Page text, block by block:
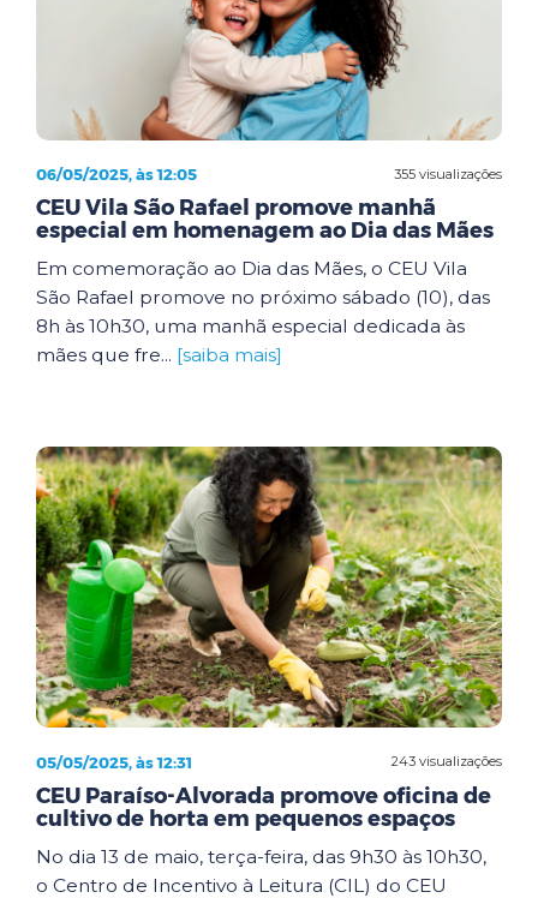
355 visualizações
06/05/2025, às 12:05
CEU Vila São Rafael promove manhã
especial em homenagem ao Dia das Mães
Em comemoração ao Dia das Mães, o CEU Vila
São Rafael promove no próximo sábado (10), das
8h às 10h30, uma manhã especial dedicada às
mães que fre... [saiba mais]
243 visualizações
05/05/2025, às 12:31
CEU Paraíso-Alvorada promove oficina de
cultivo de horta em pequenos espaços
No dia 13 de maio, terça-feira, das 9h30 às 10h30,
o Centro de Incentivo à Leitura (CIL) do CEU